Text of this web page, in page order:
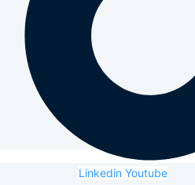
Linkedin Youtube